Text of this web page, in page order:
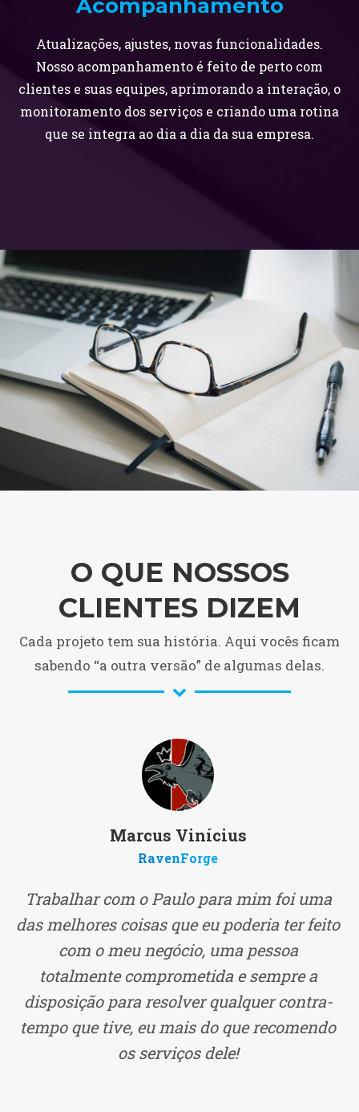
Acompanhamento
Atualizações, ajustes, novas funcionalidades.
Nosso acompanhamento é feito de perto com
clientes e suas equipes, aprimorando a interação, o
monitoramento dos serviços e criando uma rotina
que se integra ao dia a dia da sua empresa.
O QUE NOSSOS
CLIENTES DIZEM
Cada projeto tem sua história. Aqui vocês ficam
sabendo “a outra versão” de algumas delas.
Marcus Vinícius
RavenForge
Trabalhar com o Paulo para mim foi uma
das melhores coisas que eu poderia ter feito
com o meu negócio, uma pessoa
totalmente comprometida e sempre a
disposição para resolver qualquer contra-
tempo que tive, eu mais do que recomendo
os serviços dele!